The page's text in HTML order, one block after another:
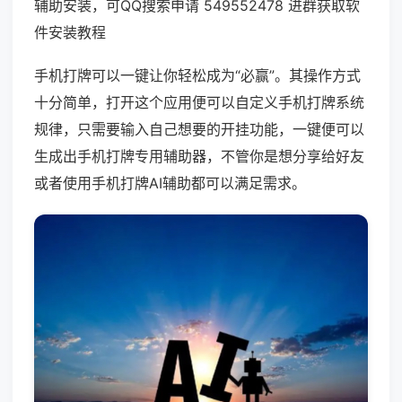
辅助安装，可QQ搜索申请 549552478 进群获取软
件安装教程
手机打牌可以一键让你轻松成为“必赢”。其操作方式
十分简单，打开这个应用便可以自定义手机打牌系统
规律，只需要输入自己想要的开挂功能，一键便可以
生成出手机打牌专用辅助器，不管你是想分享给好友
或者使用手机打牌AI辅助都可以满足需求。